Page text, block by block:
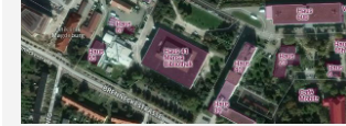
Sicherheitsabfrage: